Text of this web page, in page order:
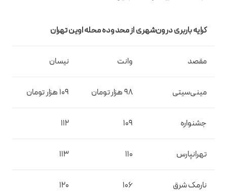
کرایه باربری درون‌شهری از محدوده محله اوین تهران
مقصد وانت نیسان
مینی‌سیتی 98 هزار تومان 109 هزار تومان
جشنواره 109
112
تهرانپارس 110
113
نارمک شرق 106
120